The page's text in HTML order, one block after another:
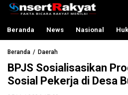
InsertRakyat.com
Fakta Bicara Rakyat Menilai
Beranda News Nasional
Beranda Daerah
BPJS Sosialisasikan
Sosial Pekerja di Desa